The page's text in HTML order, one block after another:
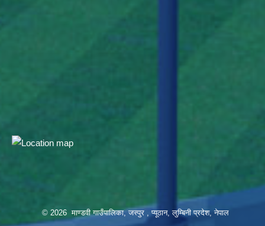
© 2026 माण्डवी गाउँपालिका, जस्पुर , प्यूठान, लुम्बिनी प्रदेश, नेपाल